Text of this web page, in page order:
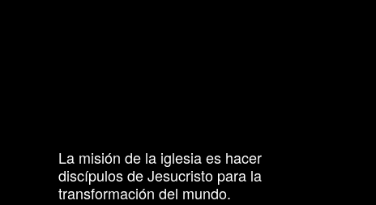
La misión de la iglesia es hacer
discípulos de Jesucristo para la
transformación del mundo.